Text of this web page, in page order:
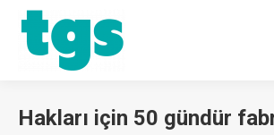
Hakları için 50 gündür